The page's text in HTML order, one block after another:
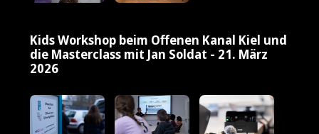
Kids Workshop beim Offenen Kanal Kiel und
die Masterclass mit Jan Soldat - 21. März
2026